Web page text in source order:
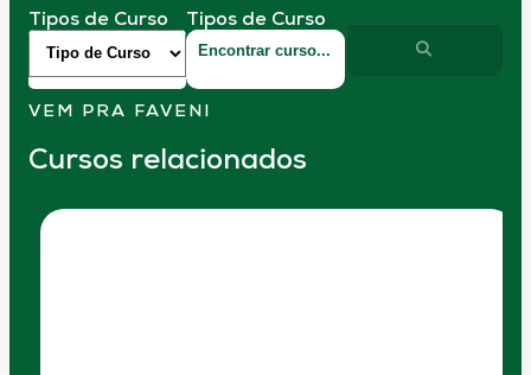
Tipos de Curso Tipos de Curso
VEM PRA FAVENI
Cursos relacionados